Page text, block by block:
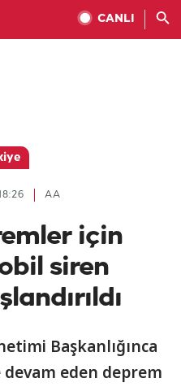
CANLI
AA
için
siren
Başkanlığınca
devam eden deprem